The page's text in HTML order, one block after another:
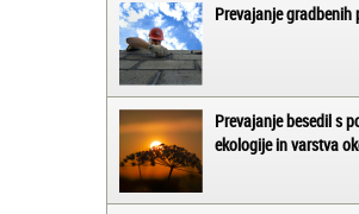
Prevajanje gradbenih
Prevajanje besedil s
ekologije in varstva